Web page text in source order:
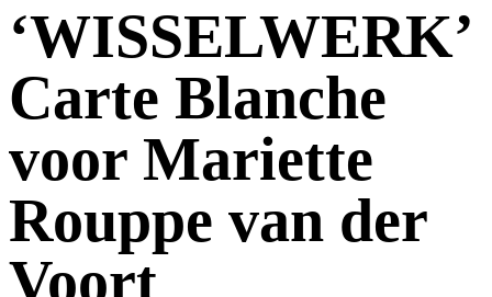
‘WISSELWERK’
Carte Blanche
voor Mariette
Rouppe van der
Voort